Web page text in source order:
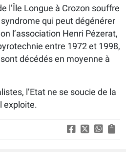
l’Île Longue à Crozon souffre
qui peut dégénérer
l’association Henri Pézerat,
entre 1972 et 1998,
décédés en moyenne à
l’Etat ne se soucie de la
exploite.